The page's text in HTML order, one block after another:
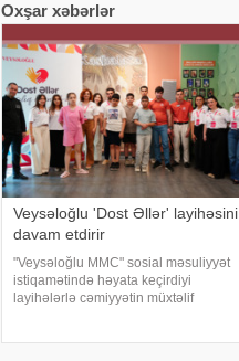
Oxşar xəbərlər
Veysəloğlu 'Dost Əllər' layihəsini
davam etdirir
"Veysəloğlu MMC" sosial məsuliyyət
istiqamətində həyata keçirdiyi
layihələrlə cəmiyyətin müxtəlif